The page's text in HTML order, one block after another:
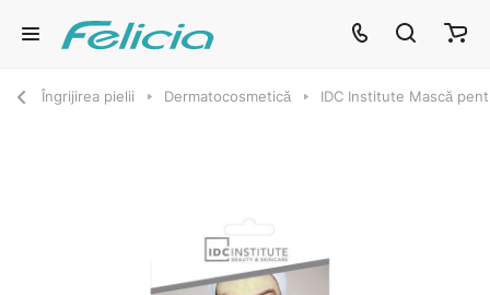
Îngrijirea pielii Dermatocosmetică IDC Institute Mască